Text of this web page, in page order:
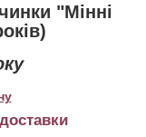
"Мінні